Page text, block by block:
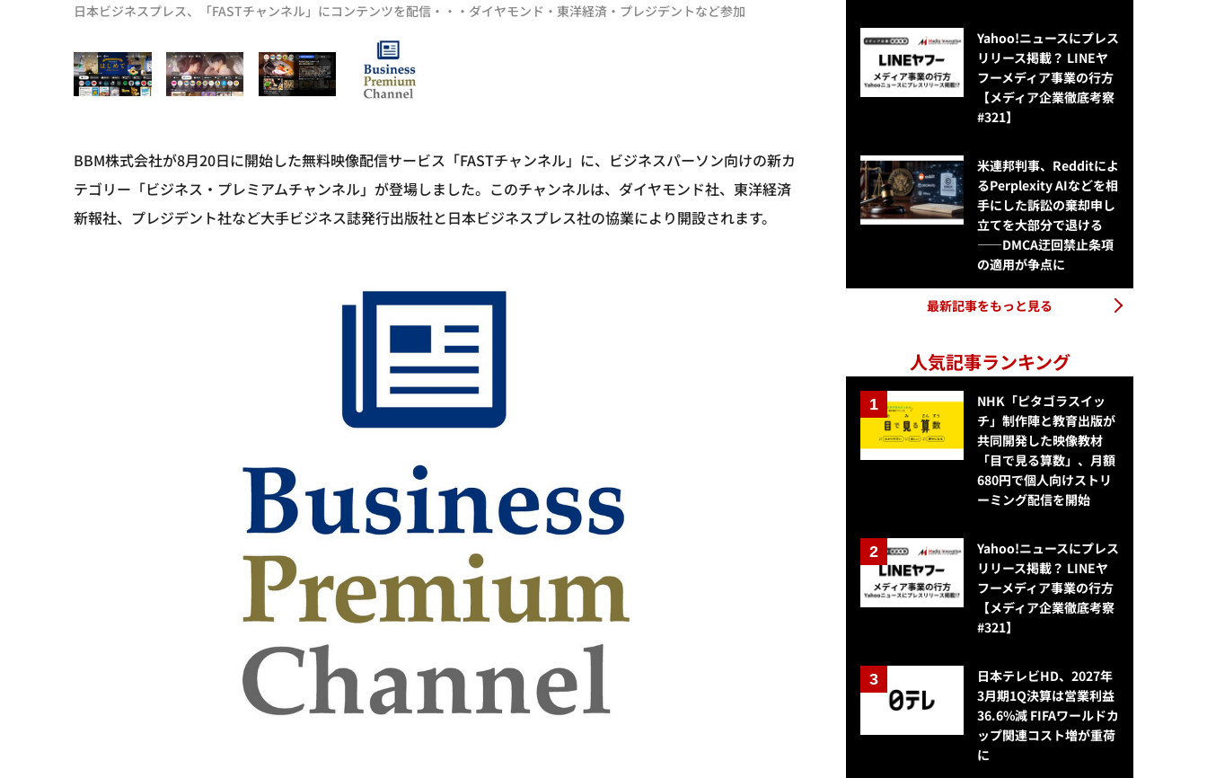
日本ビジネスプレス、「FASTチャンネル」にコンテンツを配信・・・ダイヤモンド・東洋経済・プレジデントなど参加
BBM株式会社が8月20日に開始した無料映像配信サービス「FASTチャンネル」に、ビジネスパーソン向けの新カ
テゴリー「ビジネス・プレミアムチャンネル」が登場しました。このチャンネルは、ダイヤモンド社、東洋経済
新報社、プレジデント社など大手ビジネス誌発行出版社と日本ビジネスプレス社の協業により開設されます。
Yahoo!ニュースにプレス
リリース掲載？ LINEヤ
フーメディア事業の行方
【メディア企業徹底考察
#321】
米連邦判事、Redditによ
るPerplexity AIなどを相
手にした訴訟の棄却申し
立てを大部分で退ける
——DMCA迂回禁止条項
の適用が争点に
最新記事をもっと見る
人気記事ランキング
NHK「ピタゴラスイッ
チ」制作陣と教育出版が
共同開発した映像教材
「目で見る算数」、月額
680円で個人向けストリ
ーミング配信を開始
Yahoo!ニュースにプレス
リリース掲載？ LINEヤ
フーメディア事業の行方
【メディア企業徹底考察
#321】
日本テレビHD、2027年
3月期1Q決算は営業利益
36.6%減 FIFAワールドカ
ップ関連コスト増が重荷
に